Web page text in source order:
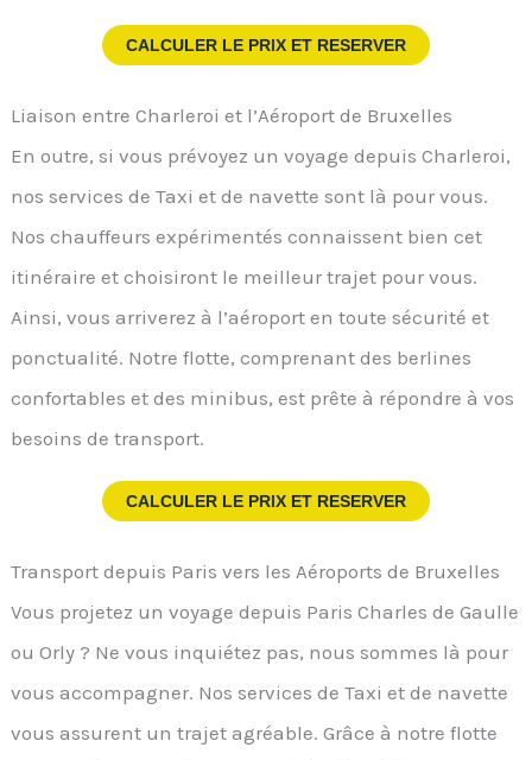
CALCULER LE PRIX ET RESERVER
Liaison entre Charleroi et l’Aéroport de Bruxelles
En outre, si vous prévoyez un voyage depuis Charleroi,
nos services de Taxi et de navette sont là pour vous.
Nos chauffeurs expérimentés connaissent bien cet
itinéraire et choisiront le meilleur trajet pour vous.
Ainsi, vous arriverez à l’aéroport en toute sécurité et
ponctualité. Notre flotte, comprenant des berlines
confortables et des minibus, est prête à répondre à vos
besoins de transport.
CALCULER LE PRIX ET RESERVER
Transport depuis Paris vers les Aéroports de Bruxelles
Vous projetez un voyage depuis Paris Charles de Gaulle
ou Orly ? Ne vous inquiétez pas, nous sommes là pour
vous accompagner. Nos services de Taxi et de navette
vous assurent un trajet agréable. Grâce à notre flotte